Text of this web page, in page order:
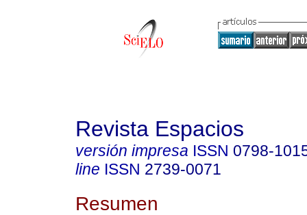
Revista Espacios
versión impresa ISSN 0798-
line ISSN 2739-0071
Resumen